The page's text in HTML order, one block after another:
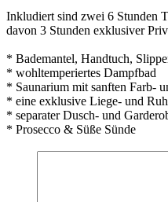
Inkludiert sind zwei 6 Stunden
davon 3 Stunden exklusiver
* Bademantel, Handtuch,
* wohltemperiertes Dampfbad
* Saunarium mit sanften Farb-
* eine exklusive Liege- und
* separater Dusch- und
* Prosecco & Süße Sünde